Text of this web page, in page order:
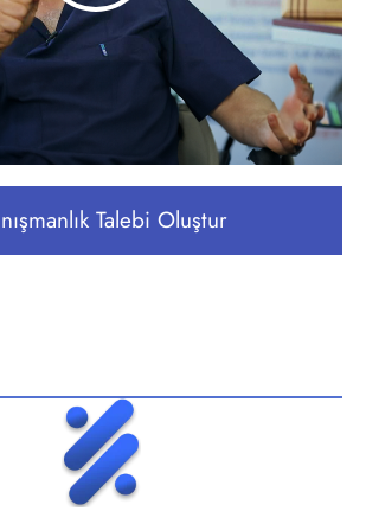
Talebi Oluştur